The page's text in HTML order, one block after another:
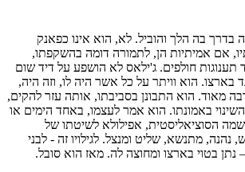
בדרך בה הלך והוביל. לא, הוא אינו כפאנק
אם אמיתיות הן, לתמורה דומה בהשקפתו,
תענוגות חולפים. ג'ילאס לא הושפע על דיד שום
בארצו. הוא וויתר על כל אשר היה לו, וזה היה,
מאוד. הוא התבונן בסביבתו, אותה עזר להקים,
השינוי באמונתו. הוא אמר לעצמו, באחד הימים או
הסוציאליסטית, אפילולא לשיטתו של
מתנשא, שליט ומנצל. לגילויו זה - לבני
– נתן בטוי בארצו ומחוצה לה. מאז הוא סובל.